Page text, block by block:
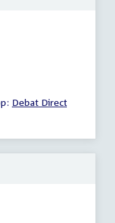
External
Debat Direct